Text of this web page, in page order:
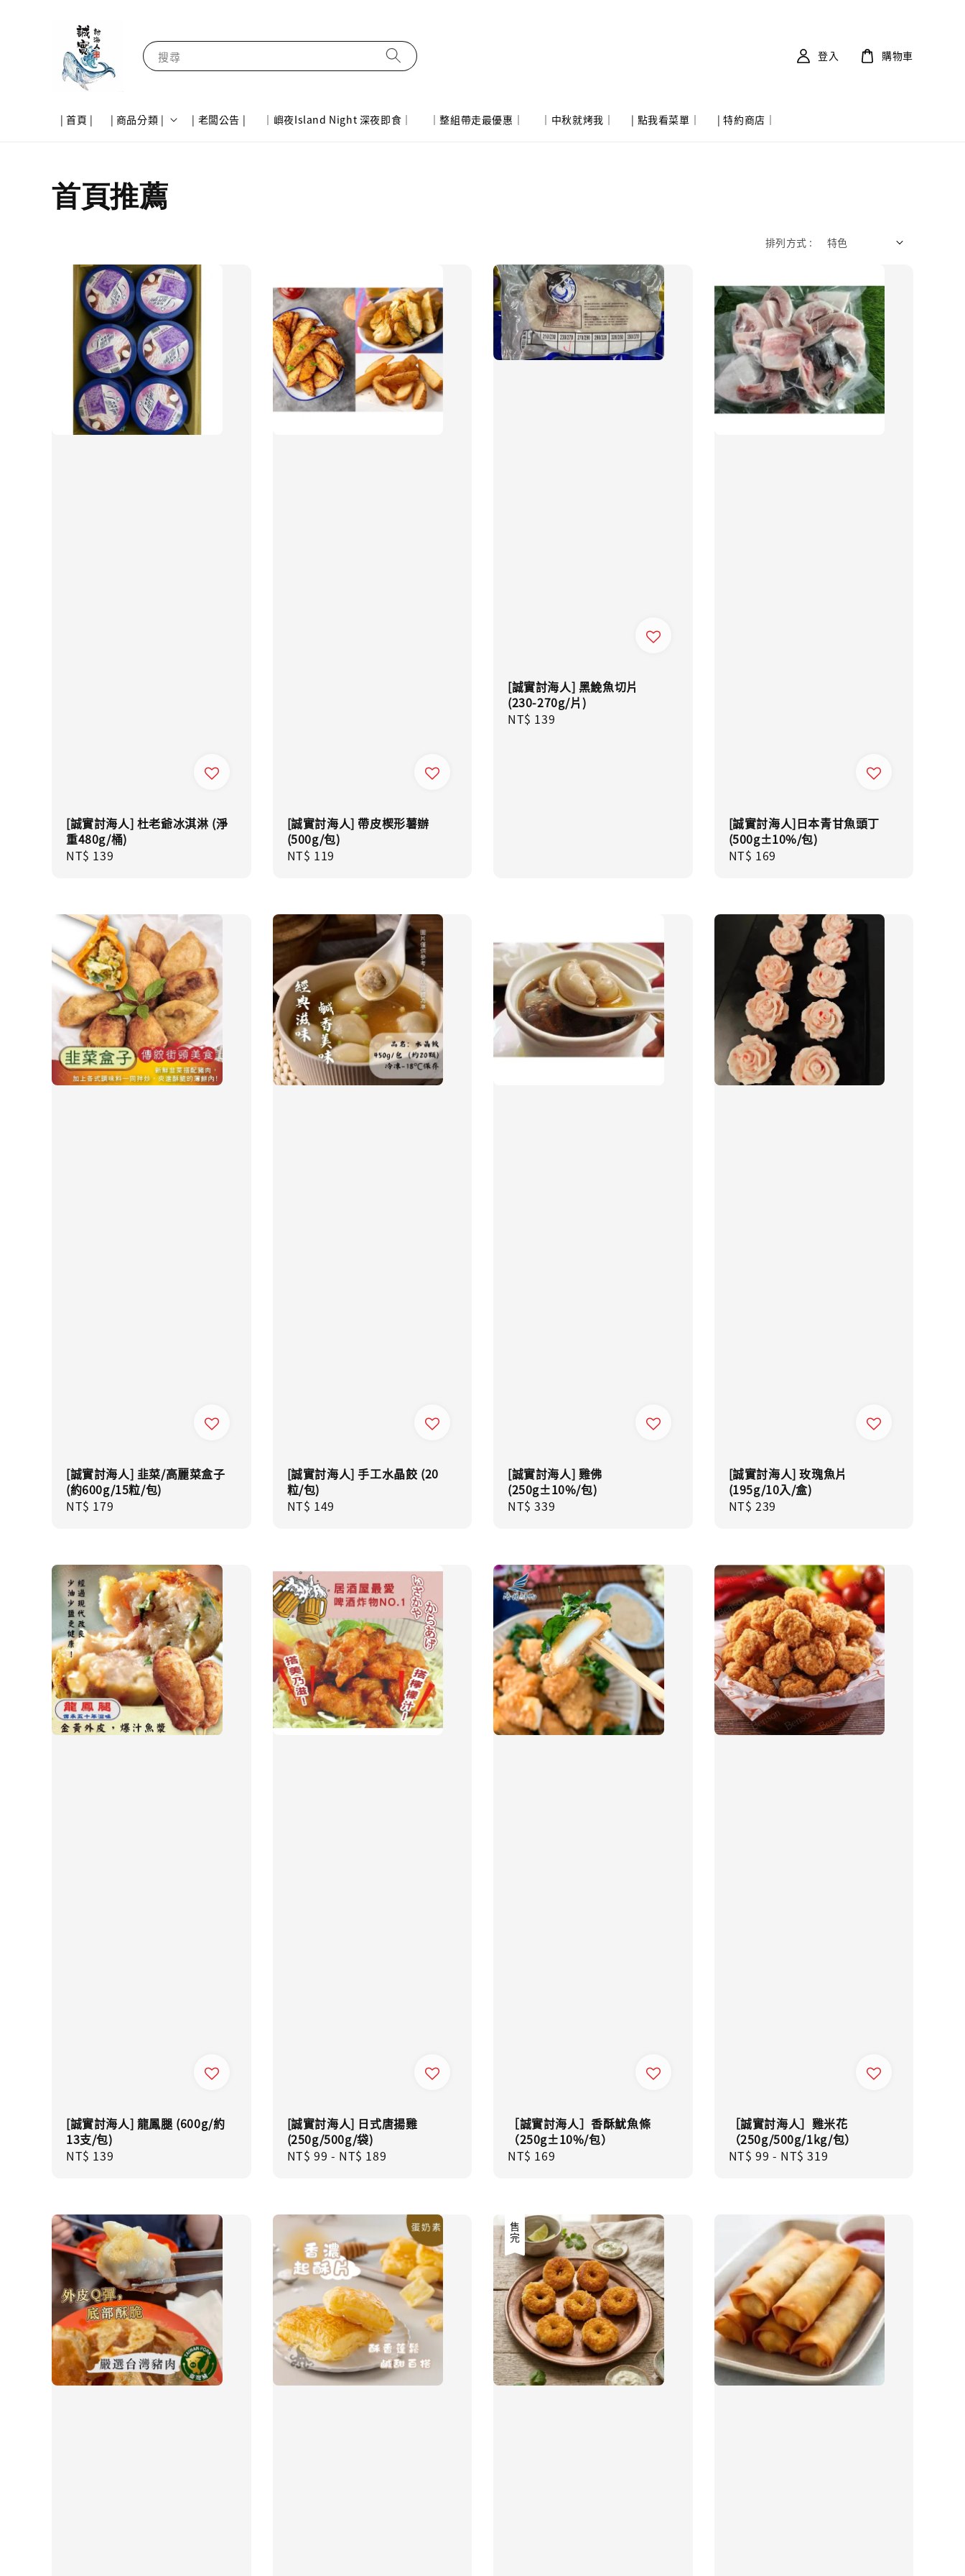
搜尋
| 首頁 | | 商品分類 | | 老闆公告 | ｜嶼夜Island Night 深夜即食｜ ｜整組帶走最優惠｜ ｜中秋就烤我｜ | 點我看菜單｜ | 特約商店｜
登入 購物車
首頁推薦
排列方式 :
[誠實討海人] 杜老爺冰淇淋 (淨
重480g/桶)
Regular
NT$ 139
[誠實討海人] 帶皮楔形薯辦
(500g/包)
Regular
NT$ 119
[誠實討海人] 黑鮸魚切片
(230-270g/片)
Regular
NT$ 139
[誠實討海人]日本青甘魚頭丁
(500g±10%/包)
Regular
NT$ 169
[誠實討海人] 韭菜/高麗菜盒子
(約600g/15粒/包)
Regular
NT$ 179
[誠實討海人] 手工水晶餃 (20
粒/包)
Regular
NT$ 149
[誠實討海人] 雞佛
(250g±10%/包)
Regular
NT$ 339
[誠實討海人] 玫瑰魚片
(195g/10入/盒)
Regular
NT$ 239
[誠實討海人] 龍鳳腿 (600g/約
13支/包)
Regular
NT$ 139
[誠實討海人] 日式唐揚雞
(250g/500g/袋)
Regular
NT$ 99 - NT$ 189
［誠實討海人］香酥魷魚條
（250g±10%/包）
Regular
NT$ 169
［誠實討海人］雞米花
（250g/500g/1kg/包）
Regular
NT$ 99 - NT$ 319
售完